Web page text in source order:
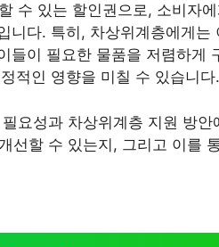
수 있는 할인권으로, 소비자
니다. 특히, 차상위계층에게
들이 필요한 물품을 저렴하게
적인 영향을 미칠 수 있습니다.
요성과 차상위계층 지원 방
선할 수 있는지, 그리고 이를